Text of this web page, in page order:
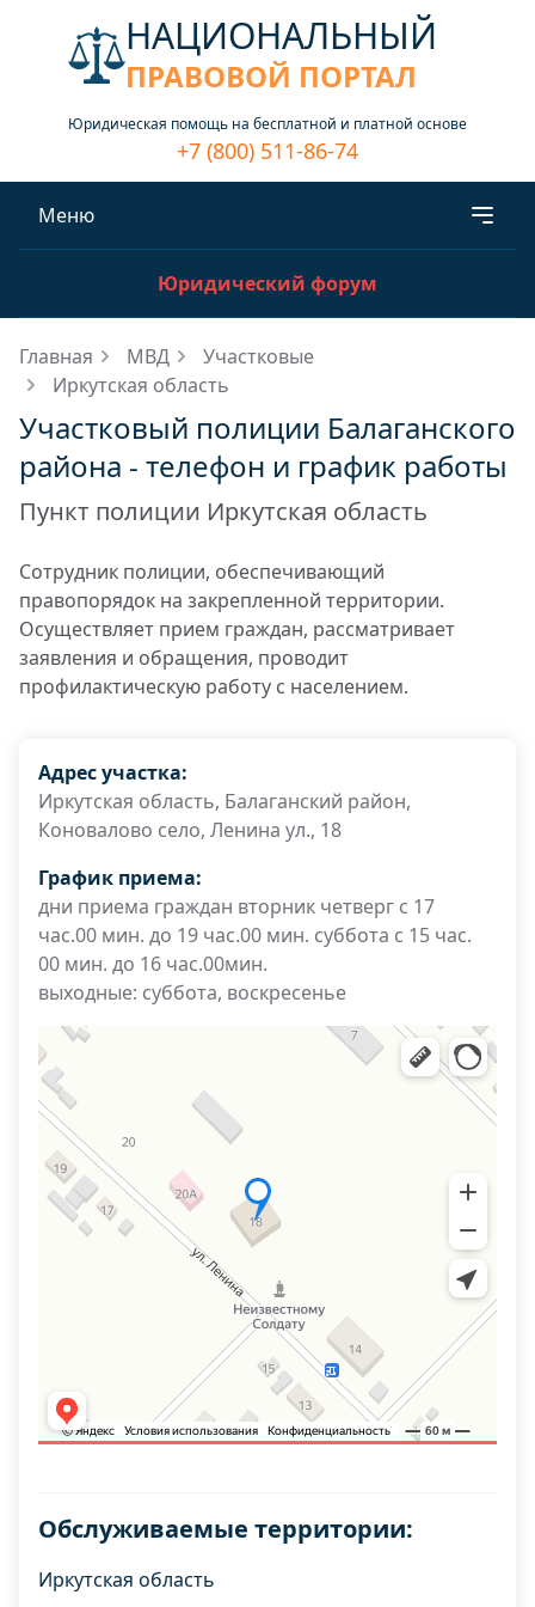
НАЦИОНАЛЬНЫЙ
ПРАВОВОЙ ПОРТАЛ
Юридическая помощь на бесплатной и платной основе
+7 (800) 511-86-74
Меню
Юридический форум
Главная МВД
Участковые
Иркутская область
Участковый полиции Балаганского
района - телефон и график работы
Пункт полиции Иркутская область
Сотрудник полиции, обеспечивающий
правопорядок на закрепленной территории.
Осуществляет прием граждан, рассматривает
заявления и обращения, проводит
профилактическую работу с населением.
Адрес участка:
Иркутская область, Балаганский район,
Коновалово село, Ленина ул., 18
График приема:
дни приема граждан вторник четверг с 17
час.00 мин. до 19 час.00 мин. суббота с 15 час.
00 мин. до 16 час.00мин.
выходные: суббота, воскресенье
Обслуживаемые территории:
Иркутская область